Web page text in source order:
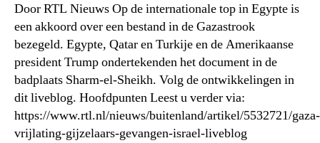
Door RTL Nieuws Op de internationale top in Egypte is
een akkoord over een bestand in de Gazastrook
bezegeld. Egypte, Qatar en Turkije en de Amerikaanse
president Trump ondertekenden het document in de
badplaats Sharm-el-Sheikh. Volg de ontwikkelingen in
dit liveblog. Hoofdpunten Leest u verder via:
https://www.rtl.nl/nieuws/buitenland/artikel/5532721/gaza-
vrijlating-gijzelaars-gevangen-israel-liveblog